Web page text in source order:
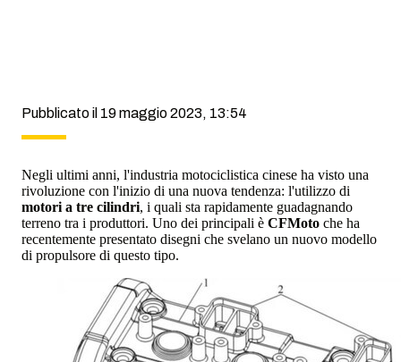
Pubblicato il 19 maggio 2023, 13:54
Negli ultimi anni, l'industria motociclistica cinese ha visto una
rivoluzione con l'inizio di una nuova tendenza: l'utilizzo di
motori a tre cilindri, i quali sta rapidamente guadagnando
terreno tra i produttori. Uno dei principali è CFMoto che ha
recentemente presentato disegni che svelano un nuovo modello
di propulsore di questo tipo.